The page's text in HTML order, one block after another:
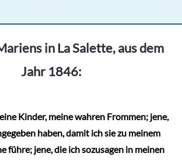
mehrere
auf.
Die
auf
der
Produktseite
in La Salette, aus dem
Jahr 1846:
Kinder, meine wahren Frommen; jene,
haben, damit ich sie zu meinem
führe; jene, die ich sozusagen in meinen